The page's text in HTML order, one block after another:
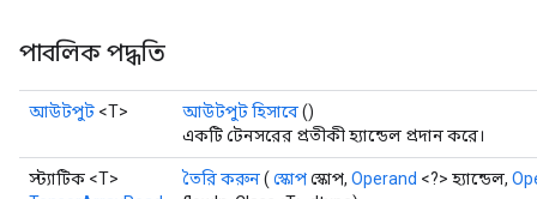
পাবলিক পদ্ধতি
আউটপুট <T> আউটপুট হিসাবে()
একটি টেনসরের প্রতীকী হ্যান্ডেল প্রদান করে।
স্ট্যাটিক <T>
তৈরি করুন( স্কোপস্কোপ, Operand <?> হ্যান্ডেল,